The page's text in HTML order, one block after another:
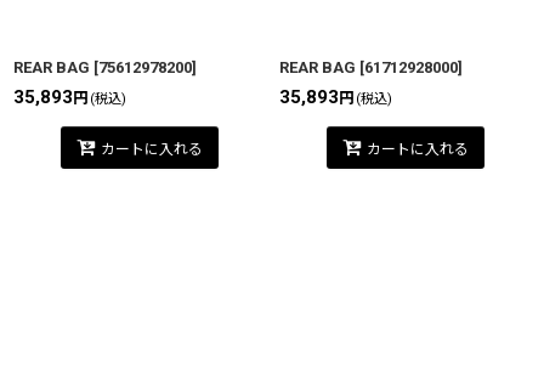
REAR BAG [75612978200]
35,893 円 (税込)
カートに入れる
REAR BAG [61712928000]
35,893 円 (税込)
カートに入れる